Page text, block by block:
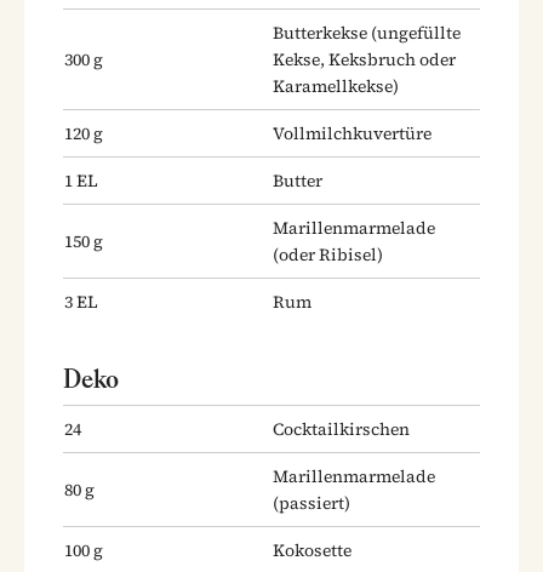
300g
Butterkekse (ungefüllte
Kekse, Keksbruch oder
Karamellkekse)
120g
Vollmilchkuvertüre
1EL Butter
150g
Marillenmarmelade
(oder Ribisel)
3EL Rum
Deko
24 Cocktailkirschen
80g
Marillenmarmelade
(passiert)
100g
Kokosette